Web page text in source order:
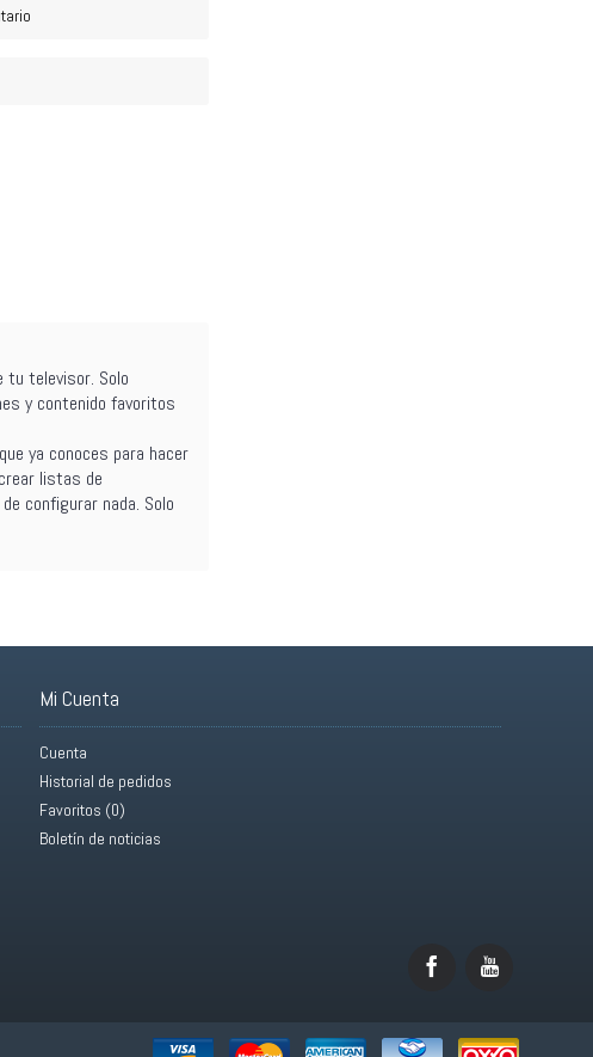
tu televisor. Solo
y contenido favoritos
ya conoces para hacer
listas de
configurar nada. Solo
Mi Cuenta
Cuenta
Historial de pedidos
Favoritos (0)
Boletín de noticias